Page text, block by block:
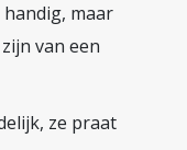
maar
van een
ze praat